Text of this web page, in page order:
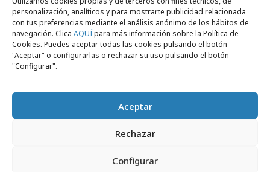
personalización, analíticos y para mostrarte publicidad relacionada
con tus preferencias mediante el análisis anónimo de los hábitos de
navegación. Clica AQUÍpara más información sobre la Política de
Cookies. Puedes aceptar todas las cookies pulsando el botón
"Aceptar" o configurarlas o rechazar su uso pulsando el botón
"Configurar".
Aceptar
Rechazar
Configurar
departamento creativo